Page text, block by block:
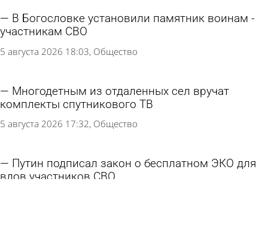
В Богословке установили памятник воинам -
участникам СВО
5 августа 2026 18:03 Общество
Многодетным из отдаленных сел вручат
комплекты спутникового ТВ
5 августа 2026 17:32 Общество
Путин подписал закон о бесплатном ЭКО для
вдов участников СВО